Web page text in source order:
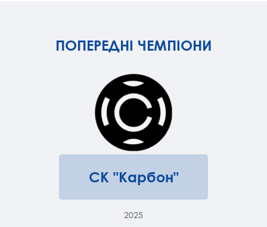
ПОПЕРЕДНІ ЧЕМПІОНИ
СК "Карбон"
2025